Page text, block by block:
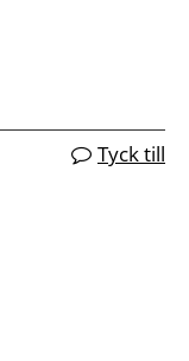
Tyck till